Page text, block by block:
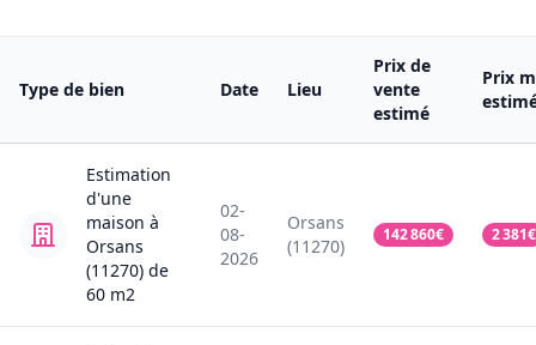
Type de bien Date Lieu
Prix de
vente
estimé
Prix
Estimation
d'une
maison à
Orsans
(11270) de
60 m2
02-
08-
2026
Orsans
(11270)
142 860€ 2 381€